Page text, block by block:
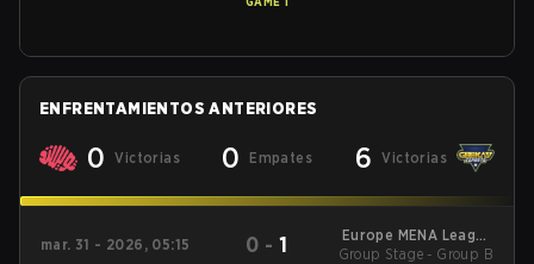
ENFRENTAMIENTOS ANTERIORES
0 Victorias 0 Empates 6 Victorias
mar. 31 - 2026, 05:15 0 -1
Europe MENA League
- Europe MENA
Group Stage - Group B